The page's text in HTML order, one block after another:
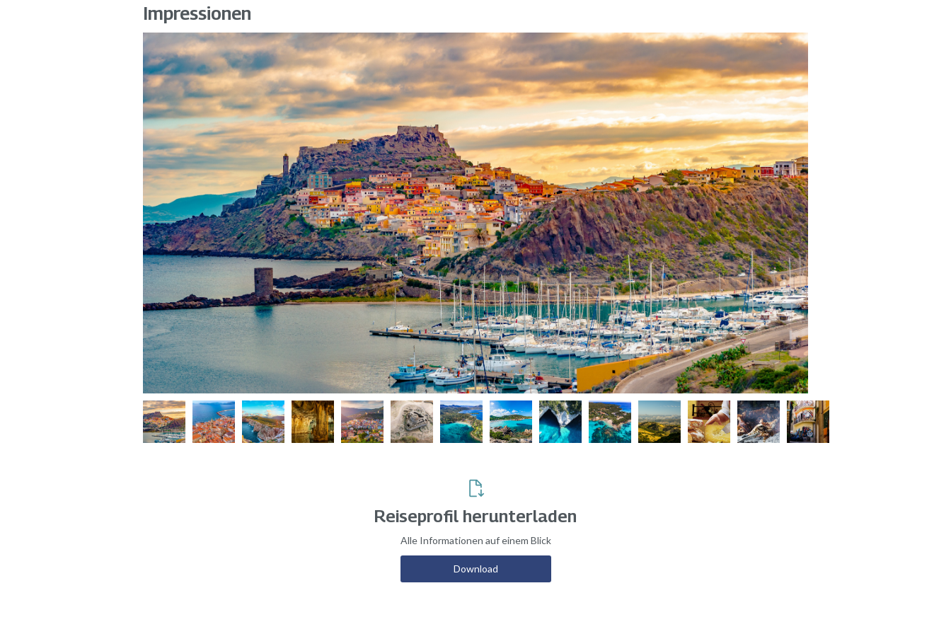
Möglichkeit: Abendessen an Bord im Self-Service-Restaurant
Möglichkeit: Abendessen an Bord im Bedienungsrestaurant
Impressionen
Reiseprofil herunterladen
Alle Informationen auf einem Blick
Download